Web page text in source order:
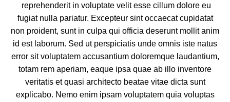
reprehenderit in voluptate velit esse cillum dolore eu
fugiat nulla pariatur. Excepteur sint occaecat cupidatat
non proident, sunt in culpa qui officia deserunt mollit anim
id est laborum. Sed ut perspiciatis unde omnis iste natus
error sit voluptatem accusantium doloremque laudantium,
totam rem aperiam, eaque ipsa quae ab illo inventore
veritatis et quasi architecto beatae vitae dicta sunt
explicabo. Nemo enim ipsam voluptatem quia voluptas